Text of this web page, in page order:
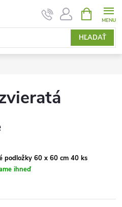
HĽADAŤ
KOŠÍK
podložky 60 x 60 cm 40 ks
ihneď